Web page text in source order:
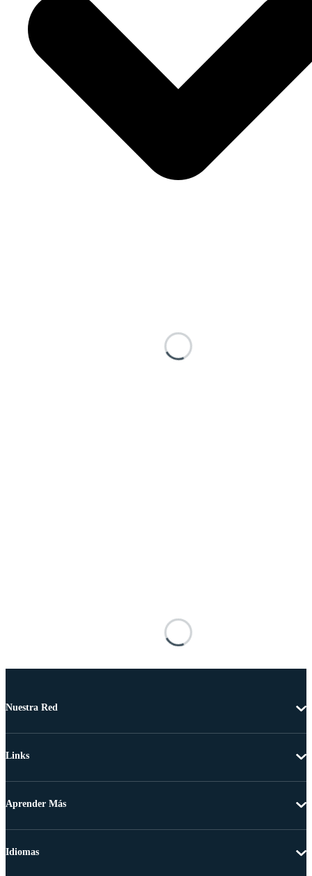
Nuestra Red
Links
Aprender Más
Idiomas